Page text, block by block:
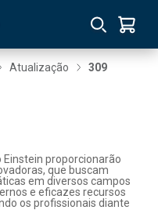
Atualização 309
Einstein proporcionarão
que buscam
em diversos campos
e eficazes recursos
os profissionais diante